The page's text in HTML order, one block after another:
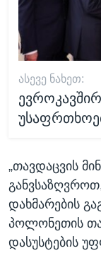
ᲐᲡᲔᲕᲔ ᲜᲐᲮᲔᲗ:
„თავდაცვის
დახმარების
პოლონეთის
დასუსტების